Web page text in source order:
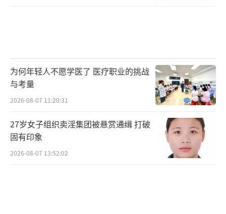
为何年轻人不愿学医了 医疗职业的挑战
与考量
2026-08-07 11:20:31
27岁女子组织卖淫集团被悬赏通缉 打破
固有印象
2026-08-07 13:52:02